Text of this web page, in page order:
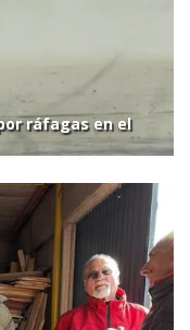
ráfagas en el